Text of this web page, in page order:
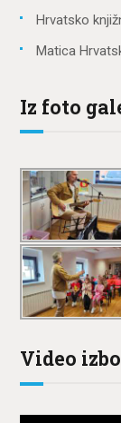
Hrvatsko
Matica
Iz foto
Video